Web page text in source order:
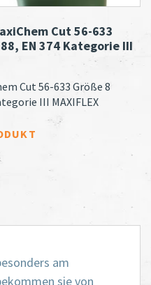
Cut 56-633
EN 374 Kategorie III
Cut 56-633 Größe 8
III MAXIFLEX
am
sie von